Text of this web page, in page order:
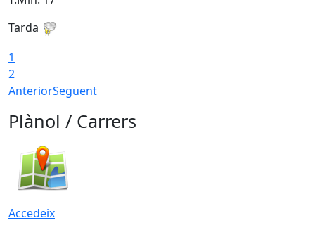
Tarda
1
2
AnteriorSegüent
Plànol / Carrers
Accedeix